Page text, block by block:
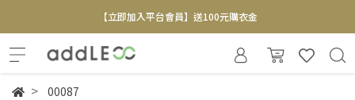
【立即加入平台會員】送100元購衣金
全新寄賣服務即將上線 敬請期待
00087